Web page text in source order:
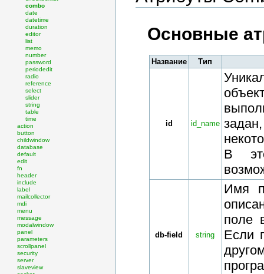
combo
date
datetime
duration
editor
list
memo
number
password
periodedit
radio
reference
select
slider
string
table
time
action
button
childwindow
database
default
edit
fn
header
include
label
mailcollector
mdi
menu
message
modalwindow
panel
parameters
scrollpanel
security
server
slaveview
Основные
Название Тип
id id_name
В
db-field string
Имя
поле
Если